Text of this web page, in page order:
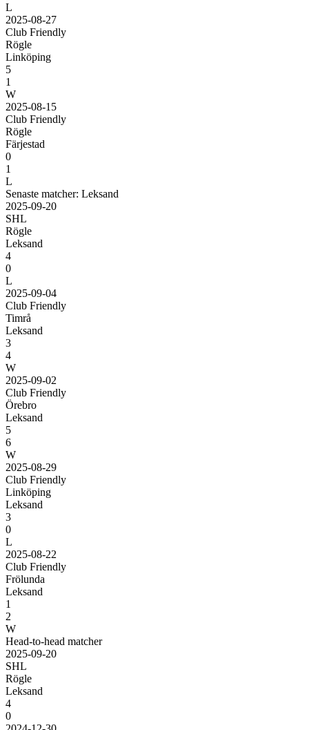
L
2025-08-27
Club Friendly
Rögle
Linköping
5
1
W
2025-08-15
Club Friendly
Rögle
Färjestad
0
1
L
Senaste matcher: Leksand
2025-09-20
SHL
Rögle
Leksand
4
0
L
2025-09-04
Club Friendly
Timrå
Leksand
3
4
W
2025-09-02
Club Friendly
Örebro
Leksand
5
6
W
2025-08-29
Club Friendly
Linköping
Leksand
3
0
L
2025-08-22
Club Friendly
Frölunda
Leksand
1
2
W
Head-to-head matcher
2025-09-20
SHL
Rögle
Leksand
4
0